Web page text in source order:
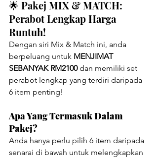
🌟 Pakej MIX & MATCH:
Perabot Lengkap Harga
Runtuh!
Dengan siri Mix & Match ini, anda
berpeluang untuk MENJIMAT
SEBANYAK RM2100 dan memiliki set
perabot lengkap yang terdiri daripada
6 item penting!
Apa Yang Termasuk Dalam
Pakej?
Anda hanya perlu pilih 6 item daripada
senarai di bawah untuk melengkapkan